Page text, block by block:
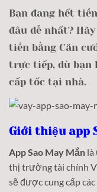
Bạn đang hết
đâu dễ nhất?
tiền bằng Căn
trực tiếp, dù bạn
cấp tốc tại nhà.
Giới thiệu app
App Sao May Mắn là
thị trường tài chính
sẽ được cung cấp